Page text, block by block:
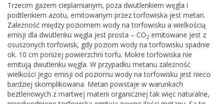
Trzecim gazem cieplarnianym, poza dwutlenkiem węgla i
podtlenkiem azotu, emitowanym przez torfowiska jest metan.
Zależność między poziomem wody na torfowisku a wielkością
emisji dla dwutlenku węgla jest prosta – CO2 emitowane jest z
osuszonych torfowisk, gdy poziom wody na torfowisku spadnie
ok. 10 cm poniżej powierzchni torfu. Mokre torfowiska nie
emitują dwutlenku węgla. W przypadku metanu zależność
wielkości jego emisji od poziomu wody na torfowisku jest nieco
bardziej skomplikowana. Metan powstaje w warunkach
beztlenowych z martwej materii organicznej tak więc naturalne,